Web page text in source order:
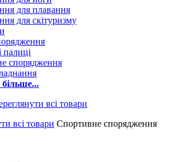
для плавання
для скітуризму
палиці
спорядження
всі товари Спортивне спорядження